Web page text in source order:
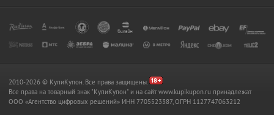
2010-2026 © КупиКупон. Все права защищены.
Все права на товарный знак "КупиКупон" и на сайт www.kupikupon.ru принадлежат
OOO «Агентство цифровых решений» ИНН 7705523387, ОГРН 1127747063212